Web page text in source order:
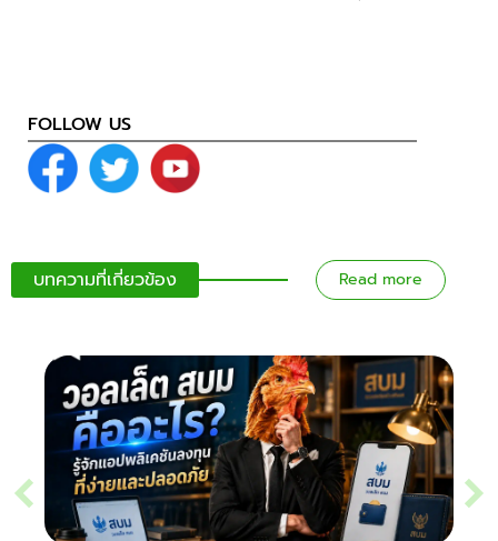
FOLLOW US
บทความที่เกี่ยวข้อง Read more